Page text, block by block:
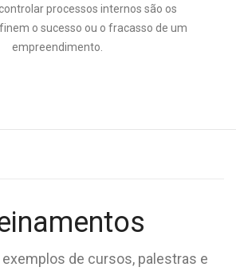
processos internos são os
o sucesso ou o fracasso de um
empreendimento.
de cursos, palestras e